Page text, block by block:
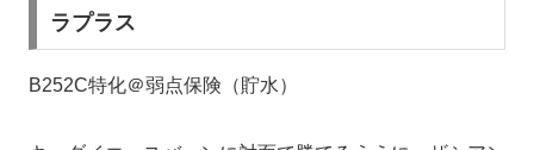
ラプラス
B252C特化＠弱点保険（貯水）